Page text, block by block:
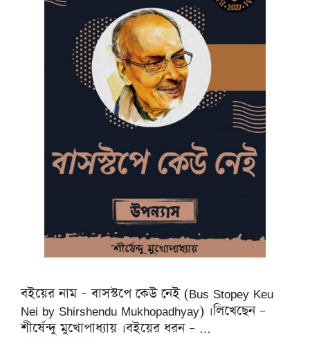
বইয়ের নাম – বাসস্টপে কেউ নেই (Bus Stopey Keu
Nei by Shirshendu Mukhopadhyay) ।লিখেছেন –
শীর্ষেন্দু মুখোপাধ্যায় ।বইয়ের ধরন – …